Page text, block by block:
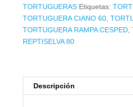
TORTUGUERAS Etiquetas:
TORTUGUERA CIANO 60,
TORTUGUERA RAMPA CESPED,
REPTISELVA 80
Descripción